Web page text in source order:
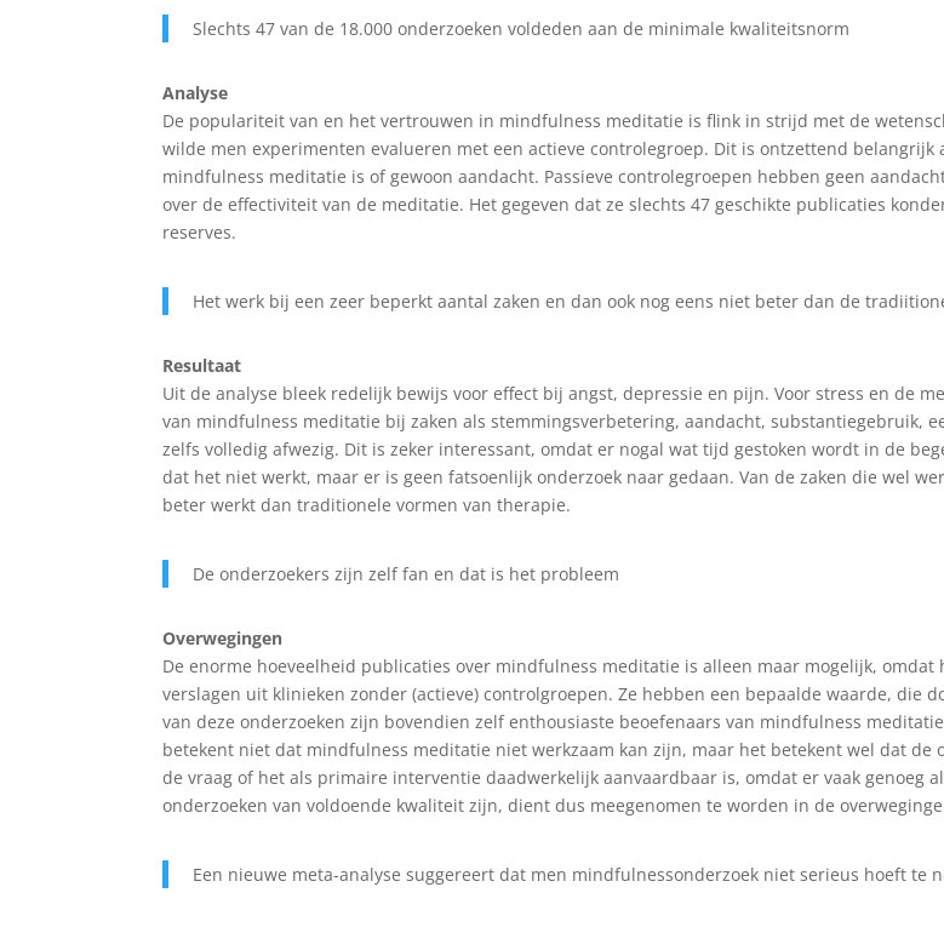
Slechts 47 van de 18.000 onderzoeken voldeden aan de minimale kwaliteitsnorm
Analyse
De populariteit van en het vertrouwen in mindfulness meditatie is flink in strijd met de
wilde men experimenten evalueren met een actieve controlegroep. Dit is ontzettend
mindfulness meditatie is of gewoon aandacht. Passieve controlegroepen hebben geen
over de effectiviteit van de meditatie. Het gegeven dat ze slechts 47 geschikte publicaties
reserves.
Het werk bij een zeer beperkt aantal zaken en dan ook nog eens niet beter dan de
Resultaat
Uit de analyse bleek redelijk bewijs voor effect bij angst, depressie en pijn. Voor stress en de
van mindfulness meditatie bij zaken als stemmingsverbetering, aandacht, substantiegebruik,
zelfs volledig afwezig. Dit is zeker interessant, omdat er nogal wat tijd gestoken wordt in de
dat het niet werkt, maar er is geen fatsoenlijk onderzoek naar gedaan. Van de zaken die wel
beter werkt dan traditionele vormen van therapie.
De onderzoekers zijn zelf fan en dat is het probleem
Overwegingen
De enorme hoeveelheid publicaties over mindfulness meditatie is alleen maar mogelijk,
verslagen uit klinieken zonder (actieve) controlgroepen. Ze hebben een bepaalde waarde, die
van deze onderzoeken zijn bovendien zelf enthousiaste beoefenaars van mindfulness
betekent niet dat mindfulness meditatie niet werkzaam kan zijn, maar het betekent wel dat de
de vraag of het als primaire interventie daadwerkelijk aanvaardbaar is, omdat er vaak genoeg
onderzoeken van voldoende kwaliteit zijn, dient dus meegenomen te worden in de
Een nieuwe meta-analyse suggereert dat men mindfulnessonderzoek niet serieus hoeft te